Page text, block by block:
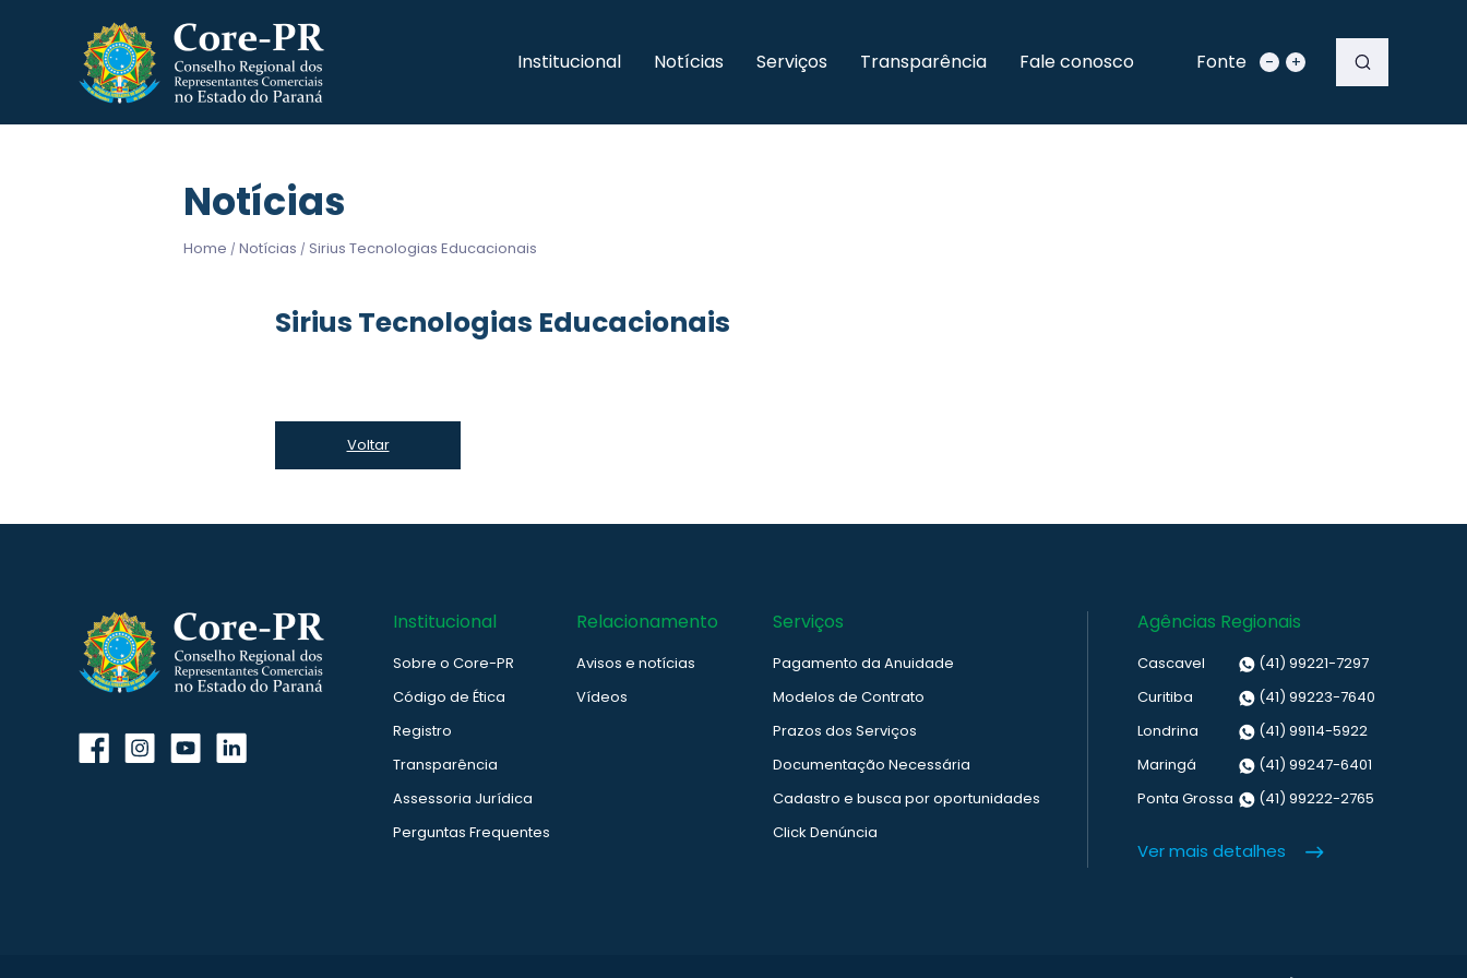
Institucional Notícias Serviços Transparência Fale conosco Fonte - +
Notícias
Home / Notícias / Sirius Tecnologias Educacionais
Sirius Tecnologias Educacionais
Voltar
Institucional
Sobre o Core-PR
Código de Ética
Registro
Transparência
Assessoria Jurídica
Perguntas Frequentes
Relacionamento
Avisos e notícias
Vídeos
Serviços
Pagamento da Anuidade
Modelos de Contrato
Prazos dos Serviços
Documentação Necessária
Cadastro e busca por oportunidades
Click Denúncia
Agências Regionais
Cascavel
(41) 99221-7297
Curitiba
(41) 99223-7640
Londrina
(41) 99114-5922
Maringá
(41) 99247-6401
Ponta Grossa
(41) 99222-2765
Ver mais detalhes